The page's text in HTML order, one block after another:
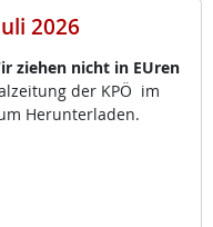
2026
zie­hen nicht in EU­ren
der KPÖ im
Her­un­ter­la­den.